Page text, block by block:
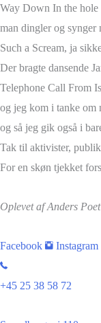
Way Down In the hole
man dingler og synger
Such a Scream, ja
Der bragte dansende
Telephone Call From
og jeg kom i tanke om
og så jeg gik også i
Tak til aktivister,
For en skøn tjekket
Oplevet af Anders Poet
Facebook Instagram
+45 25 38 58 72